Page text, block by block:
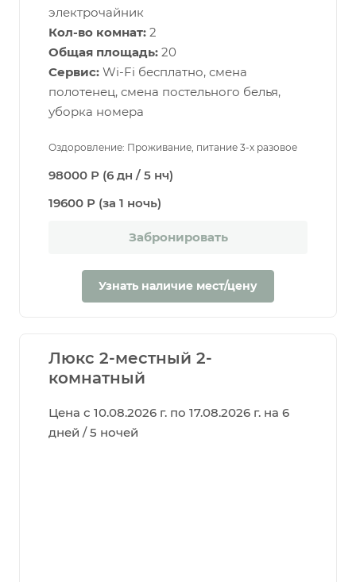
электрочайник
Кол-во комнат: 2
Общая площадь: 20
Сервис: Wi-Fi бесплатно, смена
полотенец, смена постельного белья,
уборка номера
Оздоровление: Проживание, питание 3-х разовое
98000 Р (6 дн / 5 нч)
19600 Р (за 1 ночь)
Забронировать
Узнать наличие мест/цену
Люкс 2-местный 2-
комнатный
Цена с 10.08.2026 г. по 17.08.2026 г. на 6
дней / 5 ночей